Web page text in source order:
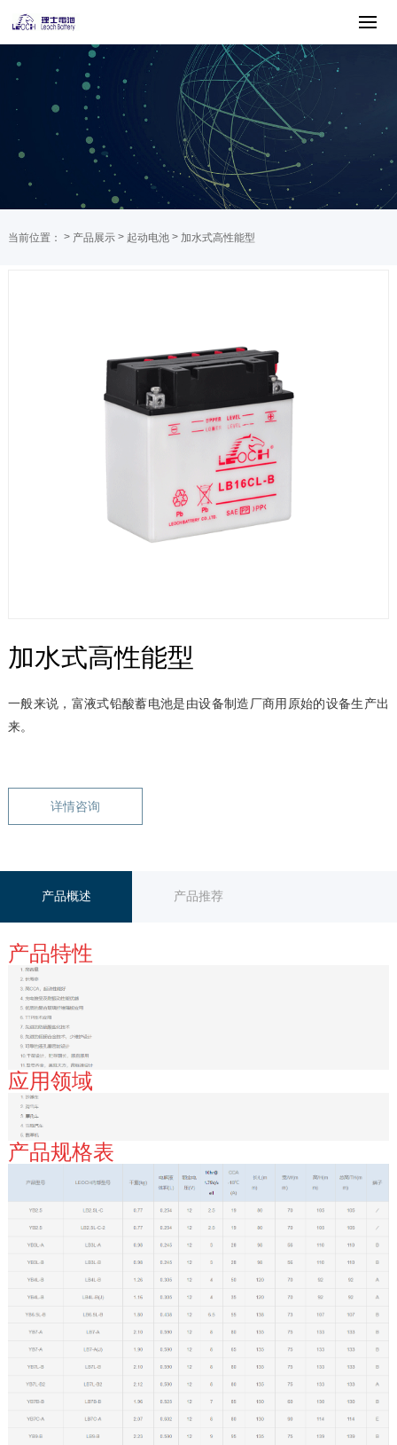
当前位置： > 产品展示> 起动电池> 加水式高性能型
加水式高性能型
一般来说，富液式铅酸蓄电池是由设备制造厂商用原始的设备生产出
来。
详情咨询
产品概述 产品推荐
产品特性
应用领域
产品规格表